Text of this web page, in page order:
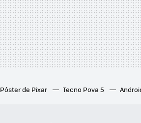
Póster de Pixar Tecno Pova 5